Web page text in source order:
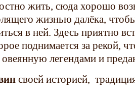
жить, сюда хорошо
жизнью далёка,
в ней. Здесь приятно
поднимается за рекой,
легендами и
своей историей,